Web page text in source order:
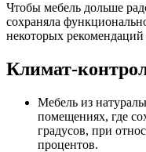
Чтобы мебель дольше
сохраняла
некоторых рекомендаций
Климат-
Мебель из
помещениях, где
градусов, при
процентов.